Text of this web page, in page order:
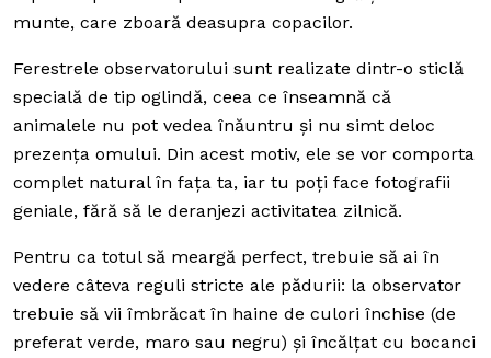
munte, care zboară deasupra copacilor.
Ferestrele observatorului sunt realizate dintr-o sticlă
specială de tip oglindă, ceea ce înseamnă că
animalele nu pot vedea înăuntru și nu simt deloc
prezența omului. Din acest motiv, ele se vor comporta
complet natural în fața ta, iar tu poți face fotografii
geniale, fără să le deranjezi activitatea zilnică.
Pentru ca totul să meargă perfect, trebuie să ai în
vedere câteva reguli stricte ale pădurii: la observator
trebuie să vii îmbrăcat în haine de culori închise (de
preferat verde, maro sau negru) și încălțat cu bocanci